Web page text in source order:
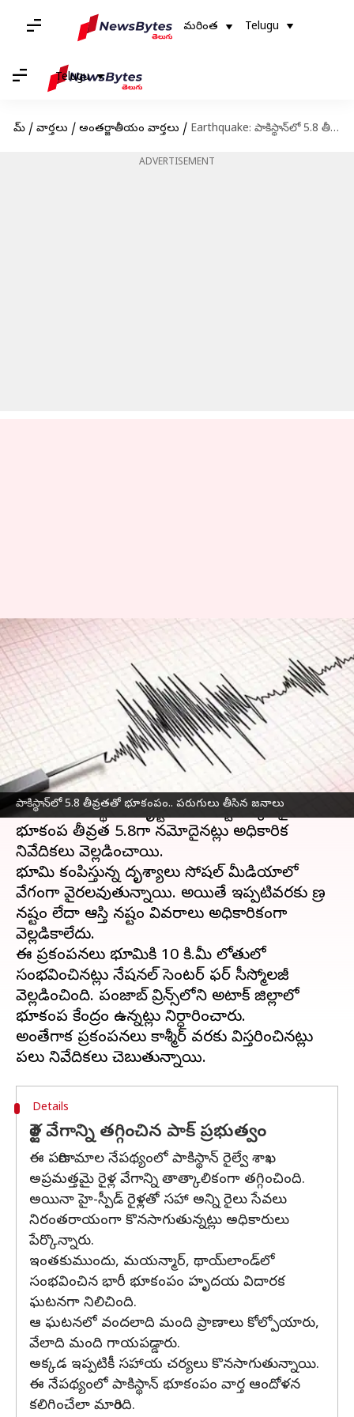
మరింత Telugu
Telugu
హోమ్ / వార్తలు / అంతర్జాతీయం వార్తలు / Earthquake: పాకిస్థాన్‌లో 5.8 తీవ్రతతో భూకంపం.. పరుగులు తీసిన జనాలు
ADVERTISEMENT
పాకిస్థాన్‌లో 5.8 తీవ్రతతో భూకంపం.. పరుగులు తీసిన జనాలు
Earthquake: పాకిస్థాన్‌లో 5.8
తీవ్రతతో భూకంపం.. పరుగులు
తీసిన జనాలు
వ్రాసిన వారు Jayachandra Akuri Apr 12, 2025 03:05 pm
ఈ వార్తాకథనం ఏంటి
పాకిస్థాన్‌లో శనివారం మధ్యాహ్నంభూకంపంసంభవించి
భయానక పరిస్థితిని సృష్టించింది. రిక్టర్ స్కేల్‌పై
భూకంప తీవ్రత 5.8గా నమోదైనట్లు అధికారిక
నివేదికలు వెల్లడించాయి.
భూమి కంపిస్తున్న దృశ్యాలు సోషల్ మీడియాలో
వేగంగా వైరలవుతున్నాయి. అయితే ఇప్పటివరకు ప్రాణ
నష్టం లేదా ఆస్తి నష్టం వివరాలు అధికారికంగా
వెల్లడికాలేదు.
ఈ ప్రకంపనలు భూమికి 10 కి.మీ లోతులో
సంభవించినట్లు నేషనల్ సెంటర్ ఫర్ సీస్మోలజీ
వెల్లడించింది. పంజాబ్ ప్రావిన్స్‌లోని అటాక్ జిల్లాలో
భూకంప కేంద్రం ఉన్నట్లు నిర్ధారించారు.
అంతేగాక ప్రకంపనలు కాశ్మీర్ వరకు విస్తరించినట్లు
Details
రైళ్ల వేగాన్ని తగ్గించిన పాక్ ప్రభుత్వం
ఈ పరిణామాల నేపథ్యంలో పాకిస్థాన్ రైల్వే శాఖ
అప్రమత్తమై రైళ్ల వేగాన్ని తాత్కాలికంగా తగ్గించింది.
అయినా హై-స్పీడ్ రైళ్లతో సహా అన్ని రైలు సేవలు
నిరంతరాయంగా కొనసాగుతున్నట్లు అధికారులు
పేర్కొన్నారు.
ఇంతకుముందు, మయన్మార్, థాయ్‌లాండ్‌లో
సంభవించిన భారీ భూకంపం హృదయ విదారక
ఘటనగా నిలిచింది.
ఆ ఘటనలో వందలాది మంది ప్రాణాలు కోల్పోయారు,
వేలాది మంది గాయపడ్డారు.
అక్కడ ఇప్పటికీ సహాయ చర్యలు కొనసాగుతున్నాయి.
ఈ నేపథ్యంలో పాకిస్థాన్ భూకంపం వార్త ఆందోళన
కలిగించేలా మారింది.